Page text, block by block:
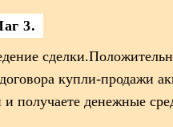
3.
купли-продажи
и получаете денежные